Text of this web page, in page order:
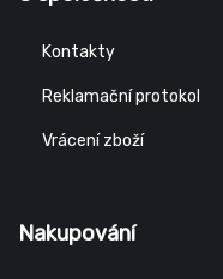
Kontakty
Reklamační protokol
Vrácení zboží
Nakupování